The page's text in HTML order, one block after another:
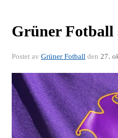
Grüner Fotball
Postet av Grüner Fotball den 27.